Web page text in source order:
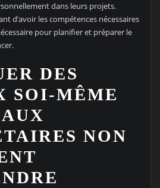
dans leurs projets.
d’avoir les compétences nécessaires
pour planifier et préparer le
DES
SOI-MÊME
NON